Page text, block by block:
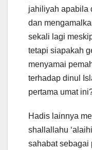
jahiliyah apabila
dan
sekali lagi
tetapi siapakah
menyamai
terhadap dinul
pertama umat
Hadis lainnya
shallallahu
sahabat sebagai